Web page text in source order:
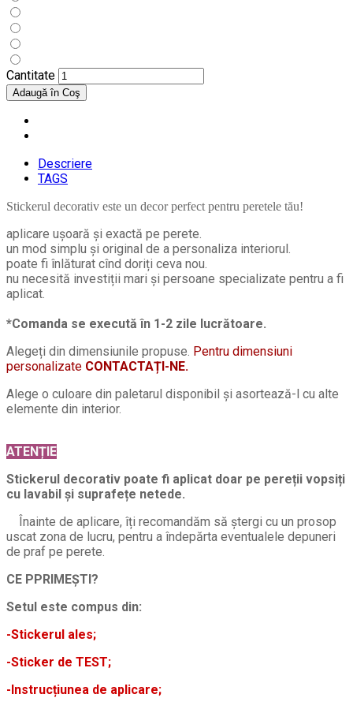
Cantitate
Descriere
TAGS
Stickerul decorativ este un decor perfect pentru peretele tău!
aplicare ușoară și exactă pe perete.
un mod simplu și original de a personaliza interiorul.
poate fi înlăturat cînd doriți ceva nou.
nu necesită investiții mari și persoane specializate pentru a fi
aplicat.
*Comanda se execută în 1-2 zile lucrătoare.
Alegeți din dimensiunile propuse. Pentru dimensiuni
personalizate CONTACTAȚI-NE.
Alege o culoare din paletarul disponibil și asortează-l cu alte
elemente din interior.
ATENȚIE
Stickerul decorativ poate fi aplicat doar pe pereții vopsiți
cu lavabil și suprafețe netede.
Înainte de aplicare, îți recomandăm să ștergi cu un prosop
uscat zona de lucru, pentru a îndepărta eventualele depuneri
de praf pe perete.
CE PPRIMEȘTI?
Setul este compus din:
-Stickerul ales;
-Sticker de TEST;
-Instrucțiunea de aplicare;